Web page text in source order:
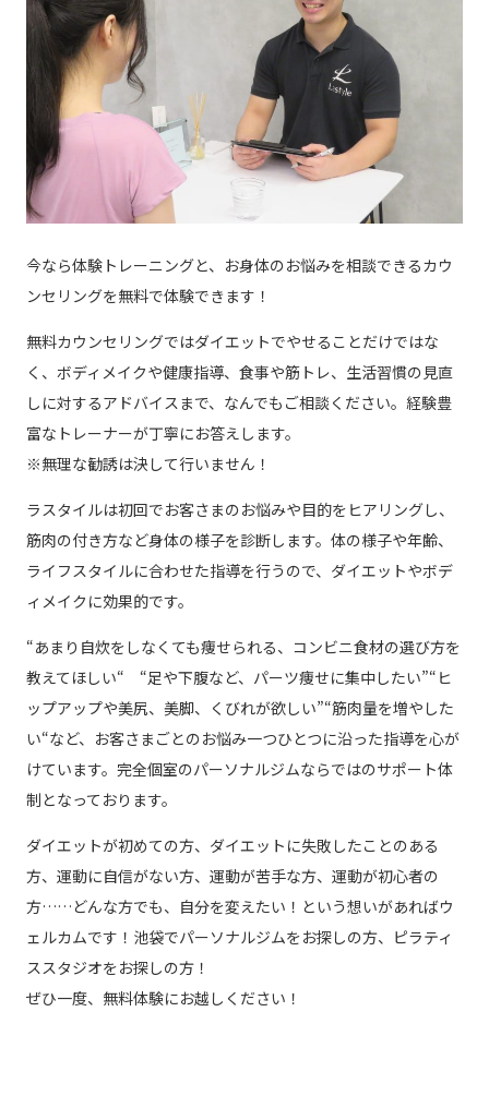
今なら体験トレーニングと、お身体のお悩みを相談できるカウ
ンセリングを無料で体験できます！
無料カウンセリングではダイエットでやせることだけではな
く、ボディメイクや健康指導、食事や筋トレ、生活習慣の見直
しに対するアドバイスまで、なんでもご相談ください。経験豊
富なトレーナーが丁寧にお答えします。
※無理な勧誘は決して行いません！
ラスタイルは初回でお客さまのお悩みや目的をヒアリングし、
筋肉の付き方など身体の様子を診断します。体の様子や年齢、
ライフスタイルに合わせた指導を行うので、ダイエットやボデ
ィメイクに効果的です。
“あまり自炊をしなくても痩せられる、コンビニ食材の選び方を
教えてほしい“ “足や下腹など、パーツ痩せに集中したい”“ヒ
ップアップや美尻、美脚、くびれが欲しい”“筋肉量を増やした
い“など、お客さまごとのお悩み一つひとつに沿った指導を心が
けています。完全個室のパーソナルジムならではのサポート体
制となっております。
ダイエットが初めての方、ダイエットに失敗したことのある
方、運動に自信がない方、運動が苦手な方、運動が初心者の
方……どんな方でも、自分を変えたい！という想いがあればウ
ェルカムです！池袋でパーソナルジムをお探しの方、ピラティ
ススタジオをお探しの方！
ぜひ一度、無料体験にお越しください！